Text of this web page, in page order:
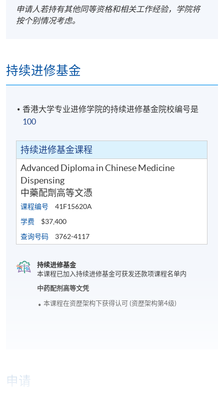
申请人若持有其他同等资格和相关工作经验，学院将
按个别情况考虑。
持续进修基金
香港大学专业进修学院的持续进修基金院校编号是
100
持续进修基金课程
Advanced Diploma in Chinese Medicine
Dispensing
中藥配劑高等文憑
课程编号
41F15620A
学费
$37,400
查询号码
3762-4117
持续进修基金
本课程已加入持续进修基金可获发还款项课程名单内
中药配剂高等文凭
本课程在资歴架构下获得认可 (资歴架构第4级)
申请